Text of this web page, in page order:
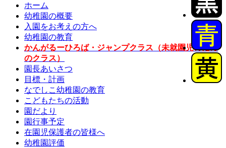
ホーム
幼稚園の概要
入園をお考えの方へ
幼稚園の教育
かんがるーひろば・ジャンプクラス（未就園児のため
のクラス）
園長あいさつ
目標・計画
なでしこ幼稚園の教育
こどもたちの活動
園だより
園行事予定
在園児保護者の皆様へ
幼稚園評価